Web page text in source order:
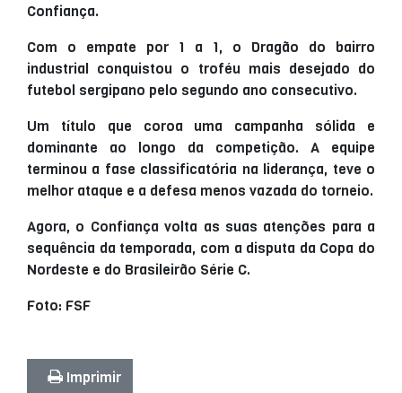
Confiança.
Com o empate por 1 a 1, o Dragão do bairro
industrial conquistou o troféu mais desejado do
futebol sergipano pelo segundo ano consecutivo.
Um título que coroa uma campanha sólida e
dominante ao longo da competição. A equipe
terminou a fase classificatória na liderança, teve o
melhor ataque e a defesa menos vazada do torneio.
Agora, o Confiança volta as suas atenções para a
sequência da temporada, com a disputa da Copa do
Nordeste e do Brasileirão Série C.
Foto: FSF
Imprimir